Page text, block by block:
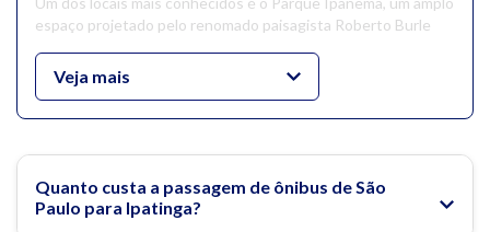
espaço projetado pelo renomado paisagista Roberto Burle
para caminhada, áreas de lazer e eventos culturais.
por exemplo, proporciona momentos de tranquilidade em
meio a quedas d'água e trilhas, sendo uma excelente opção
para quem busca lazer em um ambiente natural. Já o Centro
Cultural Usiminas é um importante polo de cultura, com
Veja mais
Quanto custa a passagem de ônibus de São
Paulo para Ipatinga?